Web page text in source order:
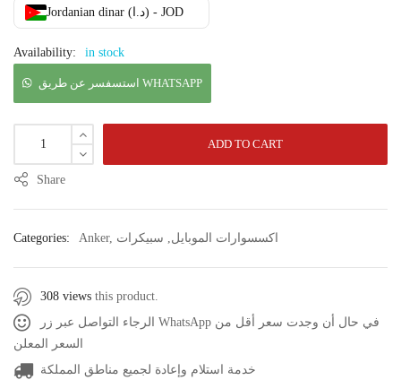
Jordanian dinar (د.ا) - JOD
Availability: in stock
استسفسر عن طريق WHATSAPP
ADD TO CART
Share
Categories: Anker, اكسسوارات الموبايل, سبيكرات
308 views this product.
الرجاء التواصل عبر زر WhatsApp في حال أن وجدت سعر أقل من
السعر المعلن
خدمة استلام وإعادة لجميع مناطق المملكة